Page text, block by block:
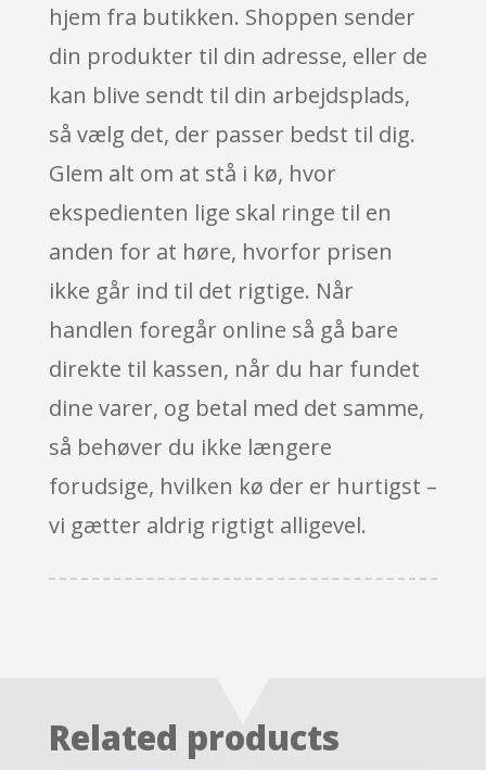
hjem fra butikken. Shoppen sender
din produkter til din adresse, eller de
kan blive sendt til din arbejdsplads,
så vælg det, der passer bedst til dig.
Glem alt om at stå i kø, hvor
ekspedienten lige skal ringe til en
anden for at høre, hvorfor prisen
ikke går ind til det rigtige. Når
handlen foregår online så gå bare
direkte til kassen, når du har fundet
dine varer, og betal med det samme,
så behøver du ikke længere
forudsige, hvilken kø der er hurtigst –
vi gætter aldrig rigtigt alligevel.
Related products